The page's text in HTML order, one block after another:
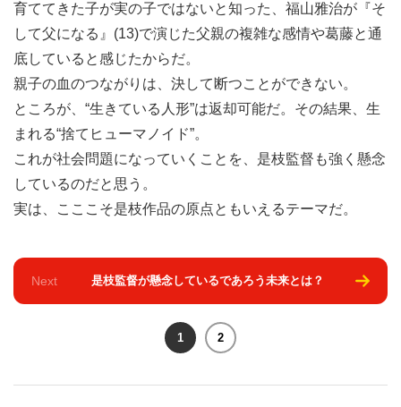
育ててきた子が実の子ではないと知った、福山雅治が『そ
して父になる』(13)で演じた父親の複雑な感情や葛藤と通
底していると感じたからだ。
親子の血のつながりは、決して断つことができない。
ところが、“生きている人形”は返却可能だ。その結果、生
まれる“捨てヒューマノイド”。
これが社会問題になっていくことを、是枝監督も強く懸念
しているのだと思う。
実は、こここそ是枝作品の原点ともいえるテーマだ。
Next 是枝監督が懸念しているであろう未来とは？
1 2